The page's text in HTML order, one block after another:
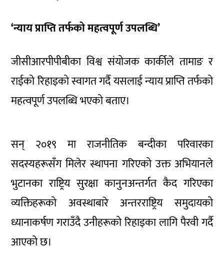
‘न्याय प्राप्ति तर्फको महत्वपूर्ण उपलब्धि’
जीसीआरपीपीबीका विश्व संयोजक कार्कीले तामाङ र
राईको रिहाइको स्वागत गर्दै यसलाई न्याय प्राप्ति तर्फको
महत्वपूर्ण उपलब्धि भएको बताए।
सन् २०१९ मा राजनीतिक बन्दीका परिवारका
सदस्यहरूसँग मिलेर स्थापना गरिएको उक्त अभियानले
भुटानका राष्ट्रिय सुरक्षा कानुनअन्तर्गत कैद गरिएका
व्यक्तिहरूको अवस्थाबारे अन्तरराष्ट्रिय समुदायको
ध्यानाकर्षण गराउँदै उनीहरूको रिहाइका लागि पैरवी गर्दै
आएको छ।